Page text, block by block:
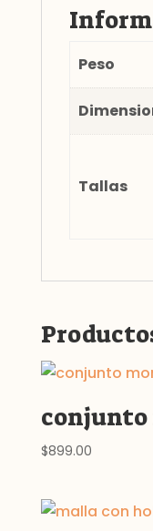
Peso
Tallas
conjunto
$899.00